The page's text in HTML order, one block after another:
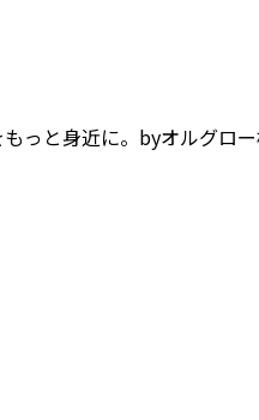
っと身近に。 byオルグロ